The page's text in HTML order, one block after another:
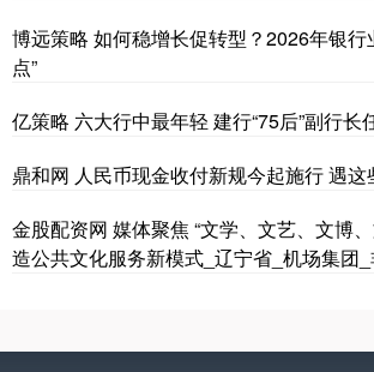
博远策略 如何稳增长促转型？2026年银行
点”
亿策略 六大行中最年轻 建行“75后”副行长
鼎和网 人民币现金收付新规今起施行 遇
金股配资网 媒体聚焦 “文学、文艺、文博
造公共文化服务新模式_辽宁省_机场集团